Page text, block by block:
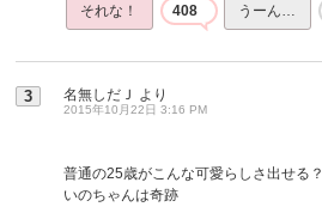
それな！ 408 うーん…
3 名無しだＪ より
2015年10月22日 3:16 PM
普通の25歳がこんな可愛らしさ出せる？
いのちゃんは奇跡